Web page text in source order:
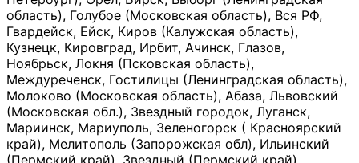
область), Голубое (Московская область), Вся РФ,
Гвардейск, Ейск, Киров (Калужская область),
Кузнецк, Кировград, Ирбит, Ачинск, Глазов,
Ноябрьск, Локня (Псковская область),
Междуреченск, Гостилицы (Ленинградская область),
Молоково (Московская область), Абаза, Львовский
(Московская обл.), Звездный городок, Луганск,
Мариинск, Мариуполь, Зеленогорск ( Красноярский
край), Мелитополь (Запорожская обл), Ильинский
(Пермский край), Звездный (Пермский край),